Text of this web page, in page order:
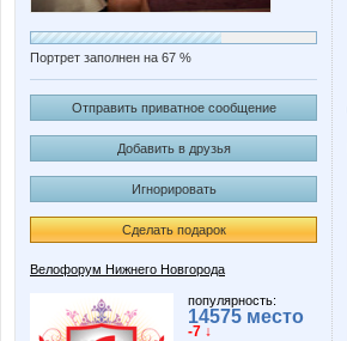
Портрет заполнен на 67 %
Отправить приватное сообщение
Добавить в друзья
Игнорировать
Сделать подарок
Велофорум Нижнего Новгорода
популярность:
14575 место
-7 ↓